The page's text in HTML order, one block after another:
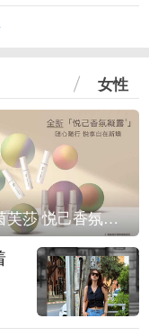
女性
IPSA茵芙莎 悦己香氛凝露上市